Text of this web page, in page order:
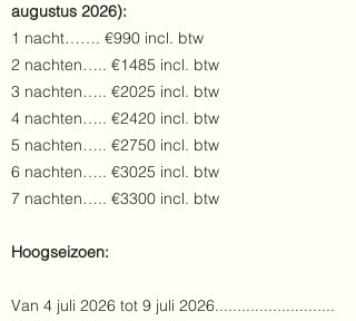
augustus 2026):
1 nacht……. €990 incl. btw
2 nachten….. €1485 incl. btw
3 nachten….. €2025 incl. btw
4 nachten….. €2420 incl. btw
5 nachten….. €2750 incl. btw
6 nachten….. €3025 incl. btw
7 nachten….. €3300 incl. btw
Hoogseizoen:
Van 4 juli 2026 tot 9 juli 2026...........................